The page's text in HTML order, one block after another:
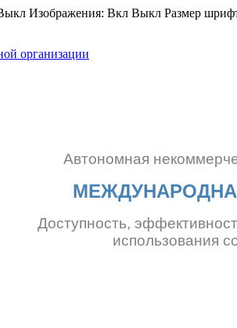
Изображения: Вкл Выкл Размер
организации
Автономная
Доступность,
использования